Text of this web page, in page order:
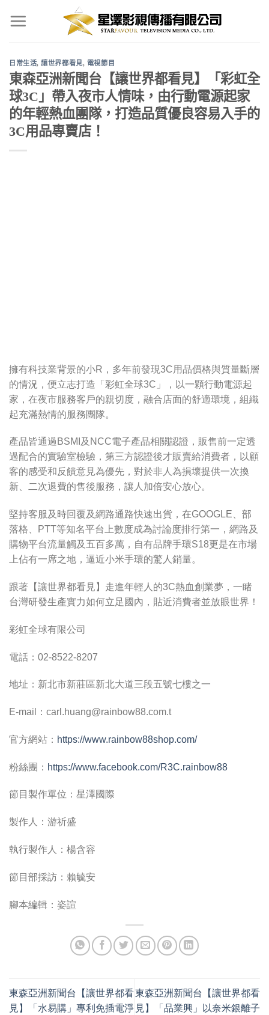
日常生活,讓世界都看見, 電視節目
東森亞洲新聞台【讓世界都看見】「彩虹全
球3C」帶入夜市人情味，由行動電源起家
的年輕熱血團隊，打造品質優良容易入手的
3C用品專賣店！
擁有科技業背景的小R，多年前發現3C用品價格與質量斷層
的情況，便立志打造「彩虹全球3C」，以一顆行動電源起
家，在夜市服務客戶的親切度，融合店面的舒適環境，組織
起充滿熱情的服務團隊。
產品皆通過BSMI及NCC電子產品相關認證，販售前一定透
過配合的實驗室檢驗，第三方認證後才販賣給消費者，以顧
客的感受和反饋意見為優先，對於非人為損壞提供一次換
新、二次退費的售後服務，讓人加倍安心放心。
堅持客服及時回覆及網路通路快速出貨，在GOOGLE、部
落格、PTT等知名平台上數度成為討論度排行第一，網路及
購物平台流量觸及五百多萬，自有品牌手環S18更是在市場
上佔有一席之地，逼近小米手環的驚人銷量。
跟著【讓世界都看見】走進年輕人的3C熱血創業夢，一睹
台灣研發生產實力如何立足國內，貼近消費者並放眼世界！
彩虹全球有限公司
電話：02-8522-8207
地址：新北市新莊區新北大道三段五號七樓之一
E-mail： carl.huang@rainbow88.com.t
官方網站： https://www.rainbow88shop.com/
粉絲團： https://www.facebook.com/R3C.rainbow88
節目製作單位：星澤國際
製作人：游祈盛
執行製作人：楊含容
節目部採訪：賴毓安
腳本編輯：姿諠
東森亞洲新聞台【讓世界都看
見】「水易購」專利免插電淨
東森亞洲新聞台【讓世界都看
見】「品業興」以奈米銀離子